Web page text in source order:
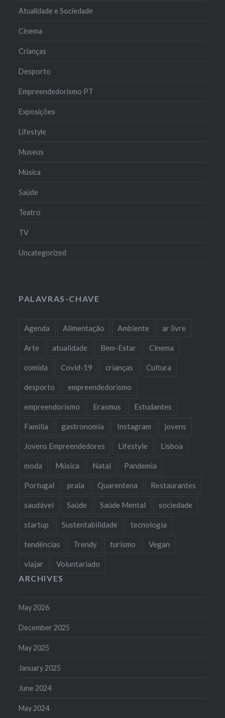
Atualidade e Sociedade
Cinema
Crianças
Desporto
Empreendedorismo PT
Exposições
Lifestyle
Museus
Música
Saúde
Teatro
TV
Uncategorized
PALAVRAS-CHAVE
Agenda Alimentação Ambiente ar livre
Arte atualidade Bem-Estar Cinema
comida Covid-19 crianças Cultura
desporto empreendedorismo
empreendorismo Erasmus Estudantes
Familia gastronomia Instagram jovens
Jovens Empreendedores Lifestyle Lisboa
moda Música Natal Pandemia
Portugal praia Quarentena Restaurantes
saudável Saúde Saúde Mental sociedade
startup Sustentabilidade tecnologia
tendências Trendy turismo Vegan
viajar Voluntariado
ARCHIVES
May 2026
December 2025
May 2025
January 2025
June 2024
May 2024